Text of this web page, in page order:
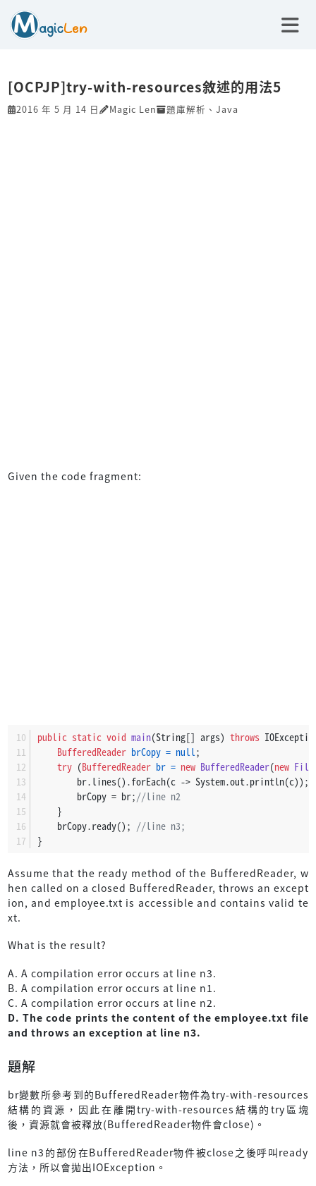
[OCPJP]try-with-resources敘述的用法5
2016 年 5 月 14 日 Magic Len 題庫解析 、 Java
Given the code fragment:
public static void main(String[] args) throws
BufferedReader brCopy = null;
try (BufferedReader br = new BufferedReader(new
        br.lines().forEach(c -> System.out.println(c));
        brCopy = br;
//line n2
    }
    brCopy.ready();
//line n3;
}
Assume that the ready method of the BufferedReader, w
hen called on a closed BufferedReader, throws an except
ion, and employee.txt is accessible and contains valid te
xt.
What is the result?
A. A compilation error occurs at line n3.
B. A compilation error occurs at line n1.
C. A compilation error occurs at line n2.
D. The code prints the content of the employee.txt file
and throws an exception at line n3.
題解
br變數所參考到的BufferedReader物件為try-with-resources
結構的資源，因此在離開try-with-resources結構的try區塊
後，資源就會被釋放(BufferedReader物件會close)。
line n3的部份在BufferedReader物件被close之後呼叫ready
方法，所以會拋出IOException。